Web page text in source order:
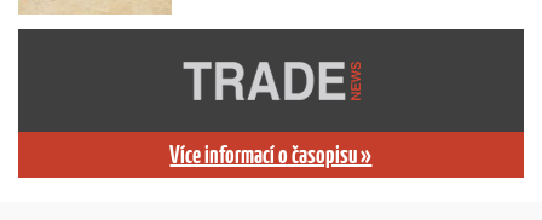
Více informací o časopisu »